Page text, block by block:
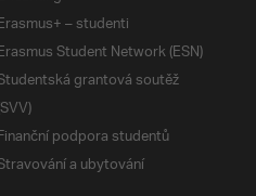
– studenti
Student Network (ESN)
grantová soutěž
podpora studentů
a ubytování